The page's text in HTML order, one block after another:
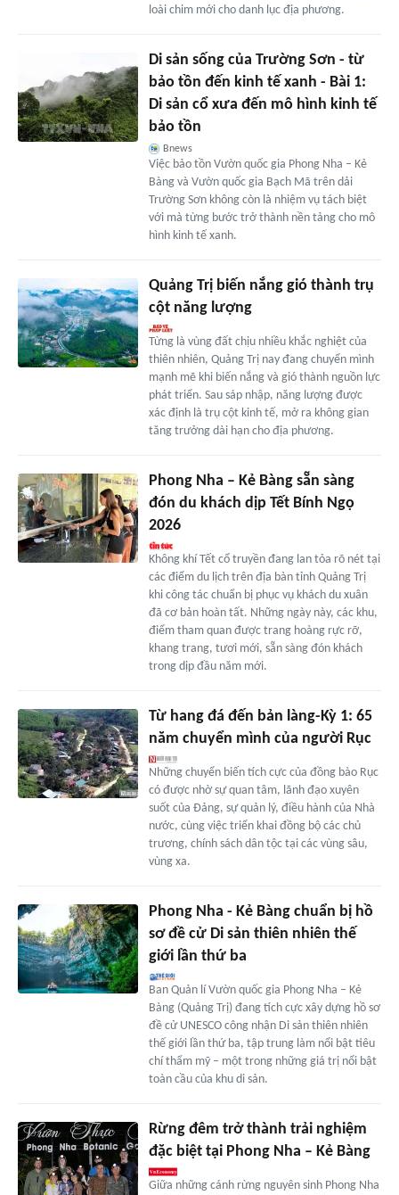
loài chim mới cho danh lục địa phương.
Di sản sống của Trường Sơn - từ
bảo tồn đến kinh tế xanh - Bài 1:
Di sản cổ xưa đến mô hình kinh tế
bảo tồn
Bnews
Việc bảo tồn Vườn quốc gia Phong Nha – Kẻ
Bàng và Vườn quốc gia Bạch Mã trên dải
Trường Sơn không còn là nhiệm vụ tách biệt
với mà từng bước trở thành nền tảng cho mô
hình kinh tế xanh.
Quảng Trị biến nắng gió thành trụ
cột năng lượng
Từng là vùng đất chịu nhiều khắc nghiệt của
thiên nhiên, Quảng Trị nay đang chuyển mình
mạnh mẽ khi biến nắng và gió thành nguồn lực
phát triển. Sau sáp nhập, năng lượng được
xác định là trụ cột kinh tế, mở ra không gian
tăng trưởng dài hạn cho địa phương.
Phong Nha – Kẻ Bàng sẵn sàng
đón du khách dịp Tết Bính Ngọ
2026
Không khí Tết cổ truyền đang lan tỏa rõ nét tại
các điểm du lịch trên địa bàn tỉnh Quảng Trị
khi công tác chuẩn bị phục vụ khách du xuân
đã cơ bản hoàn tất. Những ngày này, các khu,
điểm tham quan được trang hoàng rực rỡ,
khang trang, tươi mới, sẵn sàng đón khách
trong dịp đầu năm mới.
Từ hang đá đến bản làng-Kỳ 1: 65
năm chuyển mình của người Rục
Những chuyển biến tích cực của đồng bào Rục
có được nhờ sự quan tâm, lãnh đạo xuyên
suốt của Đảng, sự quản lý, điều hành của Nhà
nước, cùng việc triển khai đồng bộ các chủ
trương, chính sách dân tộc tại các vùng sâu,
vùng xa.
Phong Nha - Kẻ Bàng chuẩn bị hồ
sơ đề cử Di sản thiên nhiên thế
giới lần thứ ba
Ban Quản lí Vườn quốc gia Phong Nha – Kẻ
Bàng (Quảng Trị) đang tích cực xây dựng hồ sơ
đề cử UNESCO công nhận Di sản thiên nhiên
thế giới lần thứ ba, tập trung làm nổi bật tiêu
chí thẩm mỹ – một trong những giá trị nổi bật
toàn cầu của khu di sản.
Rừng đêm trở thành trải nghiệm
đặc biệt tại Phong Nha – Kẻ Bàng
Giữa những cánh rừng nguyên sinh Phong Nha